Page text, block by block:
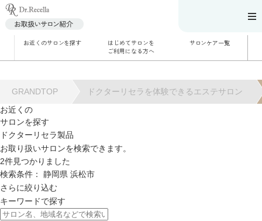
お近くのサロンを探す
はじめてサロンを
ご利用になる方へ
サロンケア一覧
ュー
角質ケア
角質ケア｜ポレーシ
GRANDTOP
ドクターリセラを体験できるエステサロン
お近くの
サロンを探す
ドクターリセラ製品
お取り扱いサロンを検索できます。
2件見つかりました
検索条件：
静岡県 浜松市
さらに絞り込む
キーワードで探す